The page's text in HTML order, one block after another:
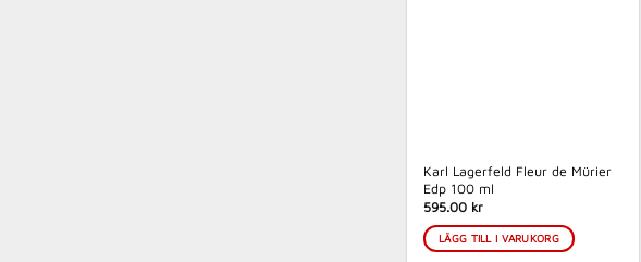
Karl Lagerfeld Fleur de Mürier
Edp 100 ml
595.00 kr
LÄGG TILL I VARUKORG